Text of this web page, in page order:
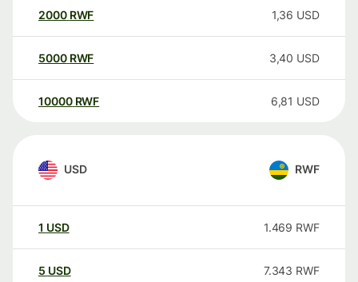
2000 RWF 1,36 USD
5000 RWF 3,40 USD
10000 RWF 6,81 USD
USD RWF
1 USD 1.469 RWF
5 USD 7.343 RWF